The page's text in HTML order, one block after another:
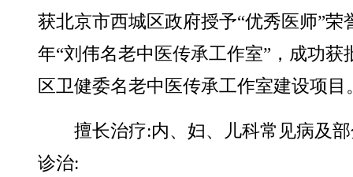
获北京市西城区政府授予“优秀医师”荣
年“刘伟名老中医传承工作室”，成功获
区卫健委名老中医传承工作室建设项目
擅长治疗:内、妇、儿科常见病及部
诊治: